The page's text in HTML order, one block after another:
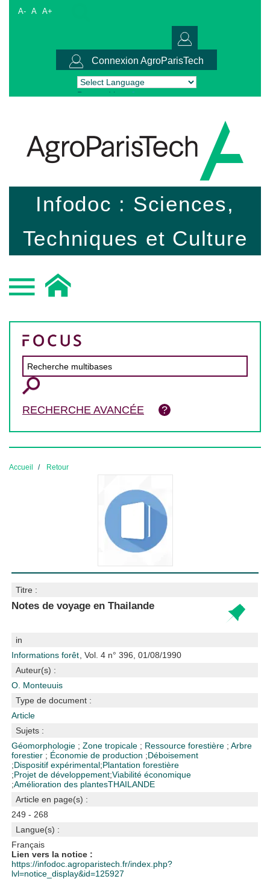
A- A A+
Connexion AgroParisTech
Powered by Translate
Infodoc : Sciences,
Techniques et Culture
RECHERCHE AVANCÉE
Accueil Retour
Titre :
Notes de voyage en Thailande
in
Informations forêt , Vol. 4 n° 396, 01/08/1990
Auteur(s) :
O. Monteuuis
Type de document :
Article
Sujets :
Géomorphologie ;Zone tropicale ; Ressource forestière ;Arbre
forestier ; Économie de production ;Déboisement
;Dispositif expérimental;Plantation forestière
;Projet de développement;Viabilité économique
;Amélioration des plantesTHAILANDE
Article en page(s) :
249 - 268
Langue(s) :
Français
Lien vers la notice :
https://infodoc.agroparistech.fr/index.php?
lvl=notice_display&id=125927